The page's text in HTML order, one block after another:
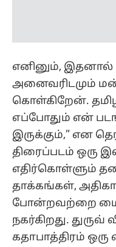
எனினும்,
அனைவரிடமும்
கொள்கிறேன்.
எப்போதும் என்
இருக்கும்,” என
திரைப்படம் ஒரு
எதிர்கொள்ளும்
தாக்கங்கள்,
போன்றவற்றை
நகர்கிறது. துருவ்
கதாபாத்திரம்